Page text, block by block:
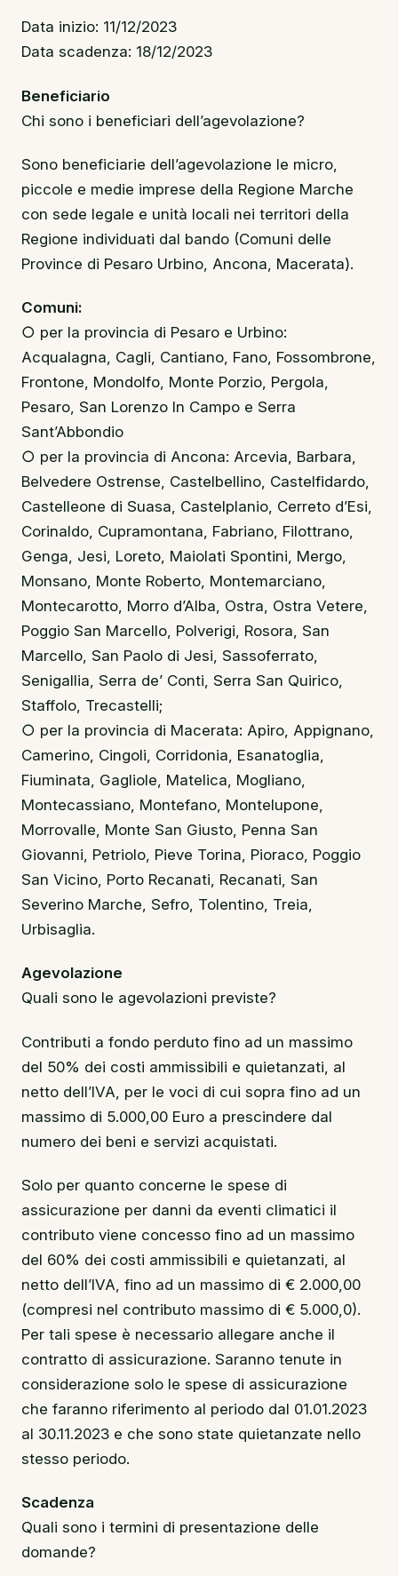
Data inizio: 11/12/2023
Data scadenza: 18/12/2023
Beneficiario
Chi sono i beneficiari dell’agevolazione?
Sono beneficiarie dell’agevolazione le micro,
piccole e medie imprese della Regione Marche
con sede legale e unità locali nei territori della
Regione individuati dal bando (Comuni delle
Province di Pesaro Urbino, Ancona, Macerata).
Comuni:
○ per la provincia di Pesaro e Urbino:
Acqualagna, Cagli, Cantiano, Fano, Fossombrone,
Frontone, Mondolfo, Monte Porzio, Pergola,
Pesaro, San Lorenzo In Campo e Serra
Sant’Abbondio
○ per la provincia di Ancona: Arcevia, Barbara,
Belvedere Ostrense, Castelbellino, Castelfidardo,
Castelleone di Suasa, Castelplanio, Cerreto d’Esi,
Corinaldo, Cupramontana, Fabriano, Filottrano,
Genga, Jesi, Loreto, Maiolati Spontini, Mergo,
Monsano, Monte Roberto, Montemarciano,
Montecarotto, Morro d’Alba, Ostra, Ostra Vetere,
Poggio San Marcello, Polverigi, Rosora, San
Marcello, San Paolo di Jesi, Sassoferrato,
Senigallia, Serra de’ Conti, Serra San Quirico,
Staffolo, Trecastelli;
○ per la provincia di Macerata: Apiro, Appignano,
Camerino, Cingoli, Corridonia, Esanatoglia,
Fiuminata, Gagliole, Matelica, Mogliano,
Montecassiano, Montefano, Montelupone,
Morrovalle, Monte San Giusto, Penna San
Giovanni, Petriolo, Pieve Torina, Pioraco, Poggio
San Vicino, Porto Recanati, Recanati, San
Severino Marche, Sefro, Tolentino, Treia,
Urbisaglia.
Agevolazione
Quali sono le agevolazioni previste?
Contributi a fondo perduto fino ad un massimo
del 50% dei costi ammissibili e quietanzati, al
netto dell’IVA, per le voci di cui sopra fino ad un
massimo di 5.000,00 Euro a prescindere dal
numero dei beni e servizi acquistati.
Solo per quanto concerne le spese di
assicurazione per danni da eventi climatici il
contributo viene concesso fino ad un massimo
del 60% dei costi ammissibili e quietanzati, al
netto dell’IVA, fino ad un massimo di € 2.000,00
(compresi nel contributo massimo di € 5.000,0).
Per tali spese è necessario allegare anche il
contratto di assicurazione. Saranno tenute in
considerazione solo le spese di assicurazione
che faranno riferimento al periodo dal 01.01.2023
al 30.11.2023 e che sono state quietanzate nello
stesso periodo.
Scadenza
Quali sono i termini di presentazione delle
domande?